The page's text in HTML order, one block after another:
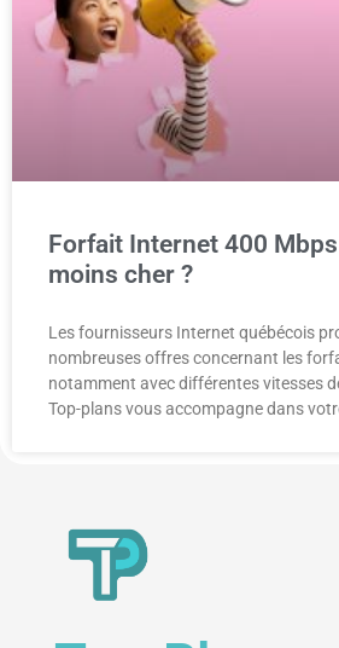
Forfait Internet 400
moins cher ?
Les fournisseurs Internet québécois
nombreuses offres concernant les
notamment avec différentes vitesses
Top-plans vous accompagne dans